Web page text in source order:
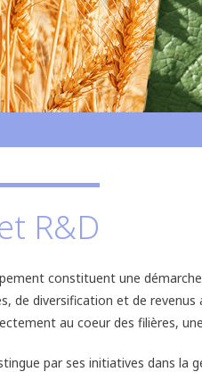
R&D
constituent une
de diversification et de revenus
au coeur des filières,
par ses initiatives dans la